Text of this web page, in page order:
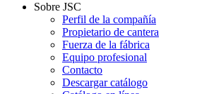
Sobre JSC
Perfil de la compañía
Propietario de cantera
Fuerza de la fábrica
Equipo profesional
Contacto
Descargar catálogo